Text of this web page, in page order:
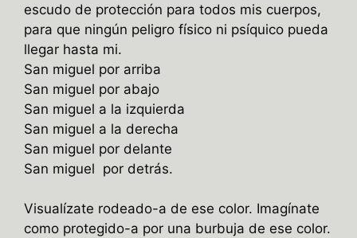
escudo de protección para todos mis cuerpos,
para que ningún peligro físico ni psíquico pueda
llegar hasta mi.
San miguel por arriba
San miguel por abajo
San miguel a la izquierda
San miguel a la derecha
San miguel por delante
San miguel por detrás.
Visualízate rodeado-a de ese color. Imagínate
como protegido-a por una burbuja de ese color.